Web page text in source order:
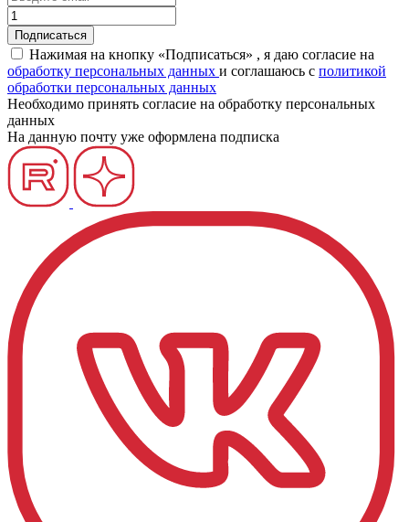
Нажимая на кнопку «Подписаться» , я даю согласие на
обработку персональных данных и соглашаюсь c политикой
обработки персональных данных
Необходимо принять согласие на обработку персональных
данных
На данную почту уже оформлена подписка